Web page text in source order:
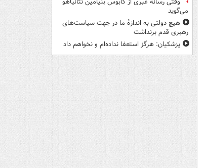
وقتی رسانه عبری از کابوس بنیامین نتانیاهو
می‌گوید
هیچ دولتی به اندازۀ ما در جهت سیاست‌های
رهبری قدم برنداشت
پزشکیان: هرگز استعفا نداده‌ام و نخواهم داد